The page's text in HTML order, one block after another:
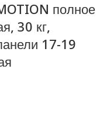
полное
, 30 кг,
17-19